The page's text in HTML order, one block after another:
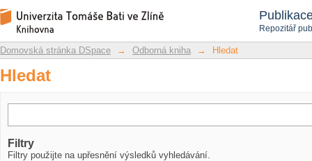
Repozitář
Hledat
Repozitář DSpace/Manakin
Domovská stránka DSpace → Odborná kniha → Hledat
Hledat
Filtry
Filtry použijte na upřesnění výsledků vyhledávání.